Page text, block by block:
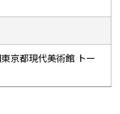
京都現代美術館 トー